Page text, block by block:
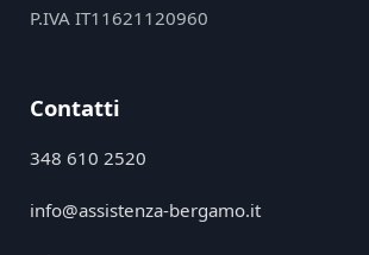
P.IVA IT11621120960
Contatti
348 610 2520
info@assistenza-bergamo.it